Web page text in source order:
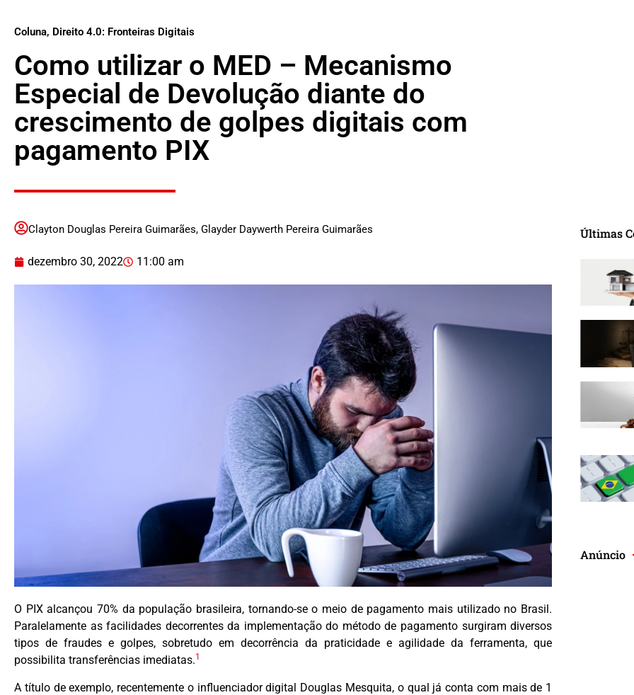
Coluna, Direito 4.0: Fronteiras Digitais
Como utilizar o MED – Mecanismo
Especial de Devolução diante do
crescimento de golpes digitais com
pagamento PIX
Clayton Douglas Pereira Guimarães, Glayder Daywerth Pereira Guimarães
dezembro 30, 2022 11:00 am
O PIX alcançou 70% da população brasileira, tornando-se o meio de pagamento mais utilizado no Brasil.
Paralelamente as facilidades decorrentes da implementação do método de pagamento surgiram diversos
tipos de fraudes e golpes, sobretudo em decorrência da praticidade e agilidade da ferramenta, que
possibilita transferências imediatas.1
A título de exemplo, recentemente o influenciador digital Douglas Mesquita, o qual já conta com mais de 1
Últimas
Anúncio